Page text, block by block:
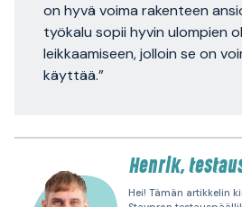
on hyvä voima rakenteen
työkalu sopii hyvin ulompien
leikkaamiseen, jolloin se on
käyttää.”
Henrik,
Hei! Tämän artikkelin